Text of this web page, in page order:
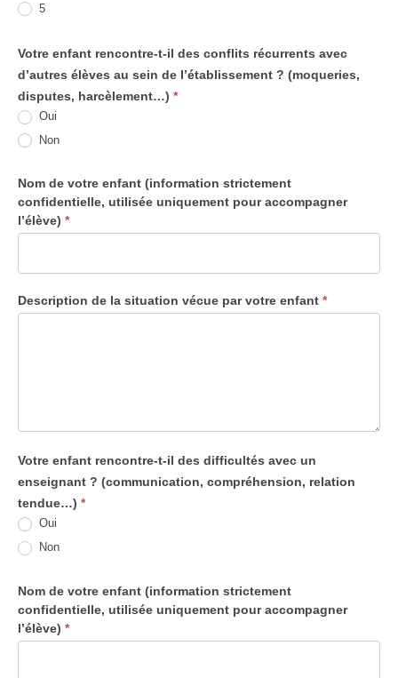
5
Votre enfant rencontre-t-il des conflits récurrents avec
d’autres élèves au sein de l’établissement ? (moqueries,
disputes, harcèlement…) *
Oui
Non
Nom de votre enfant (information strictement
confidentielle, utilisée uniquement pour accompagner
l’élève) *
Description de la situation vécue par votre enfant *
Votre enfant rencontre-t-il des difficultés avec un
enseignant ? (communication, compréhension, relation
tendue…) *
Oui
Non
Nom de votre enfant (information strictement
confidentielle, utilisée uniquement pour accompagner
l’élève) *